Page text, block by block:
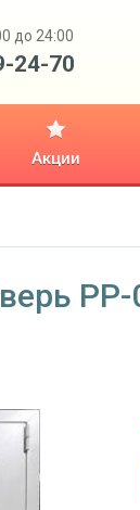
до 24:00
24-70
Акции
PP-